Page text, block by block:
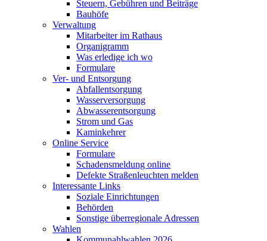
Steuern, Gebühren und Beiträge
Bauhöfe
Verwaltung
Mitarbeiter im Rathaus
Organigramm
Was erledige ich wo
Formulare
Ver- und Entsorgung
Abfallentsorgung
Wasserversorgung
Abwasserentsorgung
Strom und Gas
Kaminkehrer
Online Service
Formulare
Schadensmeldung online
Defekte Straßenleuchten melden
Interessante Links
Soziale Einrichtungen
Behörden
Sonstige überregionale Adressen
Wahlen